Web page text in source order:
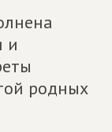
и
родных